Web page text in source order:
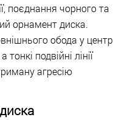
поєднання чорного та
орнамент диска.
обода у центр
подвійні лінії
агресію